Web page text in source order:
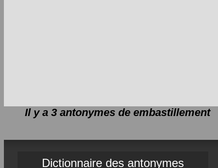
Il y a 3 antonymes de embastillement
Dictionnaire des antonymes